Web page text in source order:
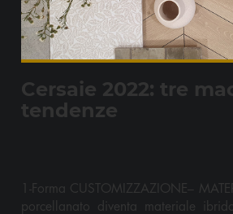
Cersaie 2022: tre
tendenze
1-Forma CUSTOMIZZAZIONE–
porcellanato diventa materiale